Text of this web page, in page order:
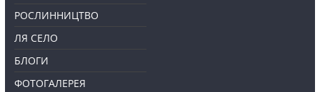
РОСЛИННИЦТВО
ЛЯ СЕЛО
БЛОГИ
ФОТОГАЛЕРЕЯ